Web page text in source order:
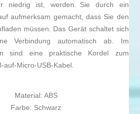
niedrig ist, werden Sie durch ein
aufmerksam gemacht, dass Sie den
müssen. Das Gerät schaltet sich
Verbindung automatisch ab. Im
sind eine praktische Kordel zum
auf-Micro-USB-Kabel.
Material: ABS
Farbe: Schwarz